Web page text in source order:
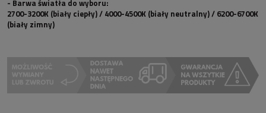
- Barwa światła do wyboru:
2700-3200K (biały ciepły) / 4000-4500K (biały neutralny) / 6200-6700K
(biały zimny)